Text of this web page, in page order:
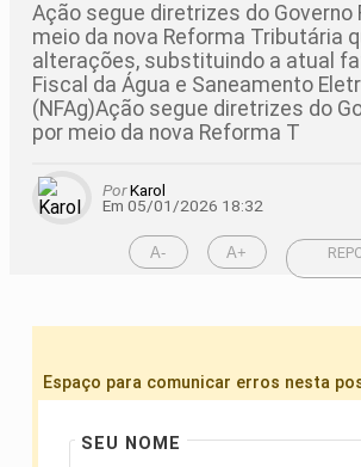
Ação segue diretrizes do Governo
meio da nova Reforma Tributária
alterações, substituindo a atual
Fiscal da Água e Saneamento
(NFAg)Ação segue diretrizes do
por meio da nova Reforma T
PorKarol
Em 05/01/2026 18:32
A- A+
Espaço para comunicar erros nesta
SEU NOME